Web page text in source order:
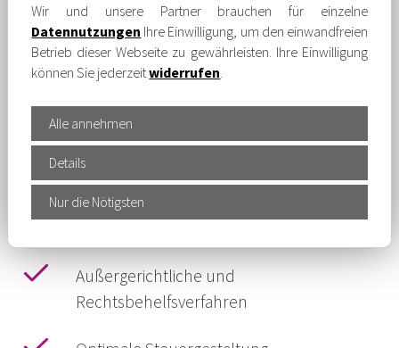
Finanzbuchhaltung und
Jahresabschlüsse
Betriebliche und private
Steuererklärungen
Teilnahme an
Betriebsprüfungen/Prüfungen von
Außergerichtliche und
Rechtsbehelfsverfahren
Wir und unsere Partner brauchen für einzelne
Datennutzungen Ihre Einwilligung, um den einwandfreien
Betrieb dieser Webseite zu gewährleisten. Ihre Einwilligung
können Sie jederzeitwiderrufen
Alle annehmen
Details
Nur die Nötigsten